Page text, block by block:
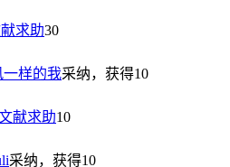
求助30
一样的我采纳，获得10
献求助10
采纳，获得10